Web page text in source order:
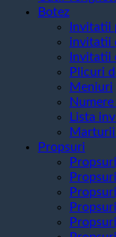
Botez
Invitatii
invitatii
Invitatii
Plicuri
Meniuri
Numere
Lista
Propsuri